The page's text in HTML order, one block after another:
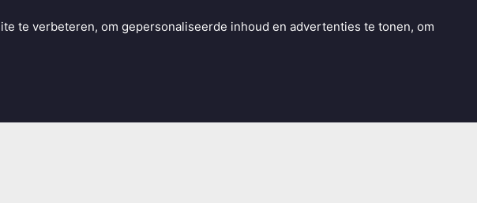
te verbeteren, om gepersonaliseerde inhoud en advertenties te tonen, om